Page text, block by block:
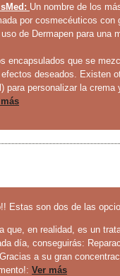
Un nombre de los
por cosmecéuticos con
de Dermapen para una
encapsulados que se
deseados. Existen
para personalizar la crema
Estas son dos de las
que, en realidad, es un
día, conseguirás:
a su gran
Ver más